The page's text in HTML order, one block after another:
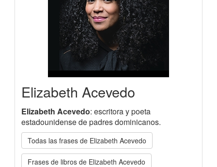
Elizabeth Acevedo
Elizabeth Acevedo: escritora y poeta
estadounidense de padres dominicanos.
Todas las frases de Elizabeth Acevedo
Frases de libros de Elizabeth Acevedo